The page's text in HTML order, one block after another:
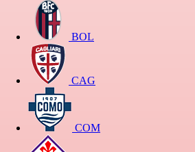
BOL
CAG
COM